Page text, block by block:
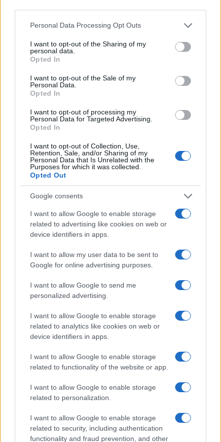
Please note that this website/app uses one or more Google
not limited to your visit or usage behaviour. You may click to
grant or deny consent to Google and its third-party tags to
use your data for below specified purposes in below Google
consent section.
Personal Data Processing Opt Outs
I want to opt-out of the Sharing of my
personal data.
Opted In
I want to opt-out of the Sale of my
Personal Data.
Opted In
I want to opt-out of processing my
Personal Data for Targeted Advertising.
Opted In
I want to opt-out of Collection, Use,
Retention, Sale, and/or Sharing of my
Personal Data that Is Unrelated with the
Purposes for which it was collected.
Opted Out
Google consents
I want to allow Google to enable storage
related to advertising like cookies on web or
device identifiers in apps.
I want to allow my user data to be sent to
Google for online advertising purposes.
I want to allow Google to send me
personalized advertising.
I want to allow Google to enable storage
related to analytics like cookies on web or
device identifiers in apps.
I want to allow Google to enable storage
related to functionality of the website or app.
I want to allow Google to enable storage
related to personalization.
I want to allow Google to enable storage
related to security, including authentication
functionality and fraud prevention, and other
Vidéo Moto 2 : De Angelis balayé
Infos.fr Unit · 7 Avr 2020
AUTOMOBILE
Vidéo : Moto2 la chute de Jules Cluzel
Infos.fr Unit · 7 Avr 2020
AUTOMOBILE
Vidéo North West 200 2010 : l'autre TT
Infos.fr Unit · 7 Avr 2020
AUTOMOBILE
Video : leçon d'évitement
Infos.fr Unit · 7 Avr 2020
AUTOMOBILE
Crusty Demons Tour 2010 : nouveau record en
Front Flip pour Jackson Strong
Infos.fr Unit · 7 Avr 2020
WSBK 2010 Miller Park : les courses en vidéo
Infos.fr Unit · 7 Avr 2020